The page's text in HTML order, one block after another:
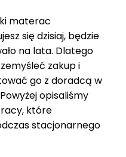
materac
się dzisiaj, będzie
na lata. Dlatego
zakup i
go z doradcą w
opisaliśmy
które
stacjonarnego